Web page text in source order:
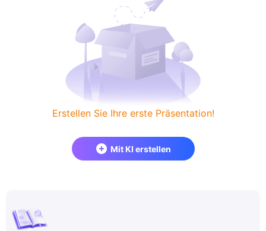
Erstellen Sie Ihre erste Präsentation!
Mit KI erstellen